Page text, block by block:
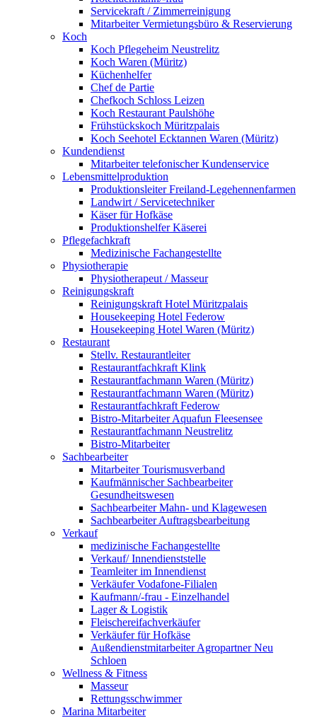
Servicekraft / Zimmerreinigung
Mitarbeiter Vermietungsbüro & Reservierung
Koch
Koch Pflegeheim Neustrelitz
Koch Waren (Müritz)
Küchenhelfer
Chef de Partie
Chefkoch Schloss Leizen
Koch Restaurant Paulshöhe
Frühstückskoch Müritzpalais
Koch Seehotel Ecktannen Waren (Müritz)
Kundendienst
Mitarbeiter telefonischer Kundenservice
Lebensmittelproduktion
Produktionsleiter Freiland-Legehennenfarmen
Landwirt / Servicetechniker
Käser für Hofkäse
Produktionshelfer Käserei
Pflegefachkraft
Medizinische Fachangestellte
Physiotherapie
Physiotherapeut / Masseur
Reinigungskraft
Reinigungskraft Hotel Müritzpalais
Housekeeping Hotel Federow
Housekeeping Hotel Waren (Müritz)
Restaurant
Stellv. Restaurantleiter
Restaurantfachkraft Klink
Restaurantfachmann Waren (Müritz)
Restaurantfachmann Waren (Müritz)
Restaurantfachkraft Federow
Bistro-Mitarbeiter Aquafun Fleesensee
Restaurantfachmann Neustrelitz
Bistro-Mitarbeiter
Sachbearbeiter
Mitarbeiter Tourismusverband
Kaufmännischer Sachbearbeiter
Gesundheitswesen
Sachbearbeiter Mahn- und Klagewesen
Sachbearbeiter Auftragsbearbeitung
Verkauf
medizinische Fachangestellte
Verkauf/ Innendienststelle
Teamleiter im Innendienst
Verkäufer Vodafone-Filialen
Kaufmann/-frau - Einzelhandel
Lager & Logistik
Fleischereifachverkäufer
Verkäufer für Hofkäse
Außendienstmitarbeiter Agropartner Neu
Schloen
Wellness & Fitness
Masseur
Rettungsschwimmer
Marina Mitarbeiter